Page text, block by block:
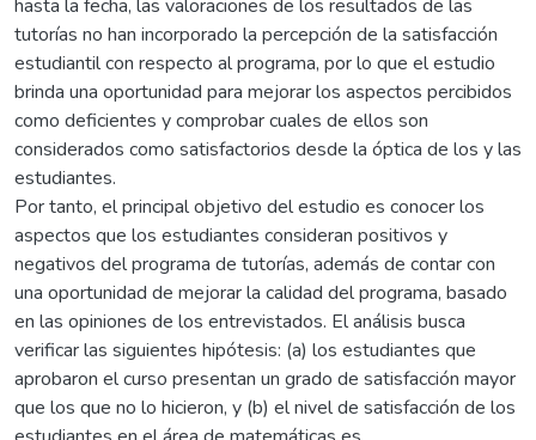
hasta la fecha, las valoraciones de los resultados de las
tutorías no han incorporado la percepción de la satisfacción
estudiantil con respecto al programa, por lo que el estudio
brinda una oportunidad para mejorar los aspectos percibidos
como deficientes y comprobar cuales de ellos son
considerados como satisfactorios desde la óptica de los y las
estudiantes.
Por tanto, el principal objetivo del estudio es conocer los
aspectos que los estudiantes consideran positivos y
negativos del programa de tutorías, además de contar con
una oportunidad de mejorar la calidad del programa, basado
en las opiniones de los entrevistados. El análisis busca
verificar las siguientes hipótesis: (a) los estudiantes que
aprobaron el curso presentan un grado de satisfacción mayor
que los que no lo hicieron, y (b) el nivel de satisfacción de los